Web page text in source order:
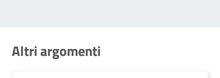
Altri argomenti